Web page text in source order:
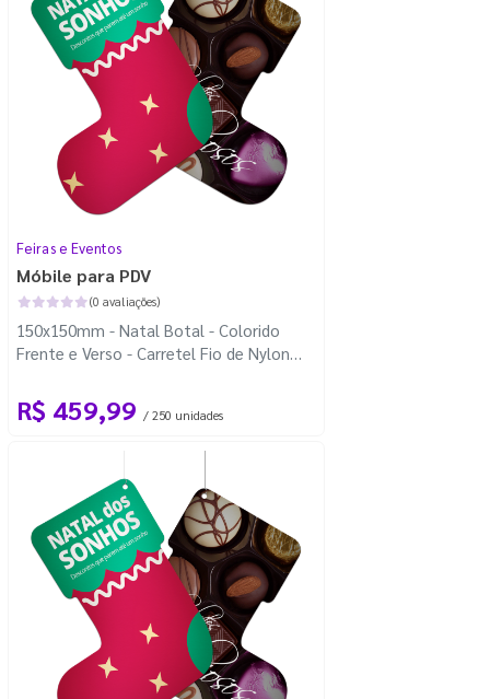
Feiras e Eventos
Móbile para PDV
(0 avaliações)
150x150mm - Natal Botal - Colorido
Frente e Verso - Carretel Fio de Nylon
R$ 459,99 / 250 unidades